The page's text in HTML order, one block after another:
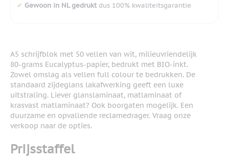
✔ Gewoon in NL gedruktdus 100% kwaliteitsgarantie
A5 schrijfblok met 50 vellen van wit, milieuvriendelijk
80-grams Eucalyptus-papier, bedrukt met BIO-inkt.
Zowel omslag als vellen full colour te bedrukken. De
standaard zijdeglans lakafwerking geeft een luxe
uitstraling. Liever glanslaminaat, matlaminaat of
krasvast matlaminaat? Ook boorgaten mogelijk. Een
duurzame en opvallende reclamedrager. Vraag onze
verkoop naar de opties.
Prijsstaffel